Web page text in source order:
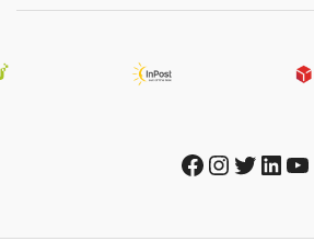
Facebook
Instagram
Twitter